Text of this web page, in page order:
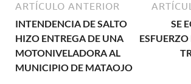
ARTÍCULO ANTERIOR
INTENDENCIA DE SALTO
HIZO ENTREGA DE UNA
MOTONIVELADORA AL
MUNICIPIO DE MATAOJO
SE